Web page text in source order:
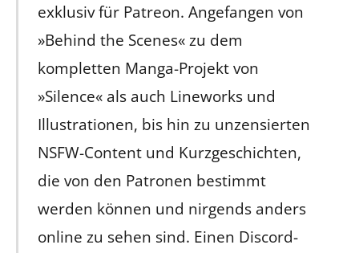
exklusiv für Patreon. Angefangen von
»Behind the Scenes« zu dem
kompletten Manga-Projekt von
»Silence« als auch Lineworks und
Illustrationen, bis hin zu unzensierten
NSFW-Content und Kurzgeschichten,
die von den Patronen bestimmt
werden können und nirgends anders
online zu sehen sind. Einen Discord-